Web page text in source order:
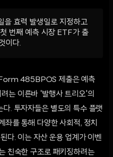
을 효력 발생일로 지정하고
번째 예측 시장 ETF가 출
이다.
485BPOS 제출은 예측
는 이른바 '발행사 트리오'의
. 투자자들은 별도의 특수 플랫
좌를 통해 다양한 사회적, 정치
다. 이는 자산 운용 업계가 이벤
친숙한 구조로 패키징하려는